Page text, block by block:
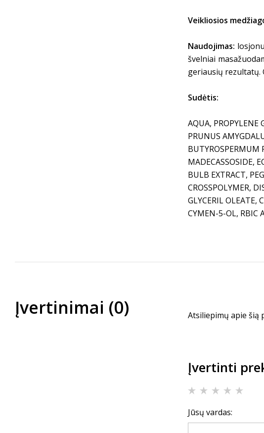
Veikliosios
Naudojimas:
švelniai
geriausių rezultatų.
Sudėtis:
AQUA, PROPYLENE
PRUNUS
BUTYROSPERMUM
MADECASSOSIDE,
BULB EXTRACT,
CROSSPOLYMER,
GLYCERIL OLEATE,
CYMEN-5-OL, RBIC
Įvertinimai (0) Atsiliepimų apie šią
Įvertinti
Jūsų vardas: